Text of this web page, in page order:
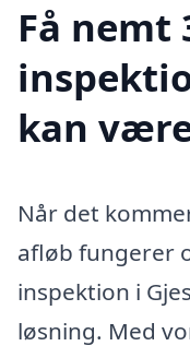
Få nemt
kan
Når det
afløb fungerer
inspektion i
løsning. Med